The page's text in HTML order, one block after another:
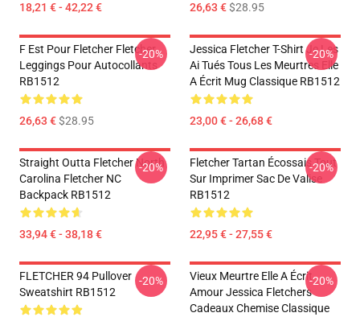
18,21 € - 42,22 € 26,63 €$28.95
F Est Pour Fletcher Fletcher
Leggings Pour Autocollants
RB1512
26,63 €$28.95
-20%
Jessica Fletcher T-Shirt Je Les
Ai Tués Tous Les Meurtres Elle
A Écrit Mug Classique RB1512
23,00 € - 26,68 €
-20%
Straight Outta Fletcher North
Carolina Fletcher NC
Backpack RB1512
33,94 € - 38,18 €
-20%
Fletcher Tartan Écossais Tout
Sur Imprimer Sac De Valise
RB1512
22,95 € - 27,55 €
-20%
FLETCHER 94 Pullover
Sweatshirt RB1512
-20%
Vieux Meurtre Elle A Écrit
Amour Jessica Fletchers
Cadeaux Chemise Classique
-20%